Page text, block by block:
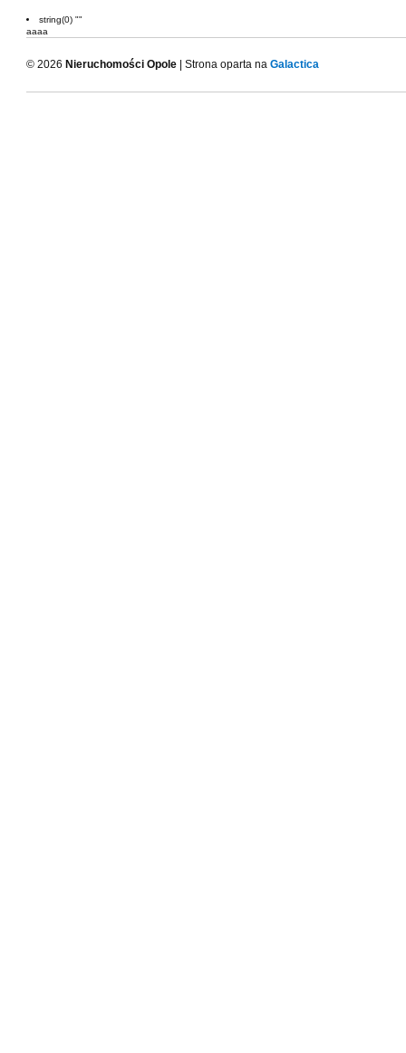
string(0) ""
aaaa
© 2026 Nieruchomości Opole | Strona oparta na Galactica